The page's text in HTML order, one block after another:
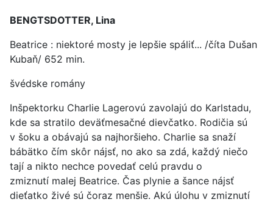
BENGTSDOTTER, Lina
Beatrice : niektoré mosty je lepšie spáliť... /číta Dušan
Kubaň/ 652 min.
švédske romány
Inšpektorku Charlie Lagerovú zavolajú do Karlstadu,
kde sa stratilo deväťmesačné dievčatko. Rodičia sú
v šoku a obávajú sa najhoršieho. Charlie sa snaží
bábätko čím skôr nájsť, no ako sa zdá, každý niečo
tají a nikto nechce povedať celú pravdu o
zmiznutí malej Beatrice. Čas plynie a šance nájsť
dieťatko živé sú čoraz menšie. Akú úlohu v zmiznutí